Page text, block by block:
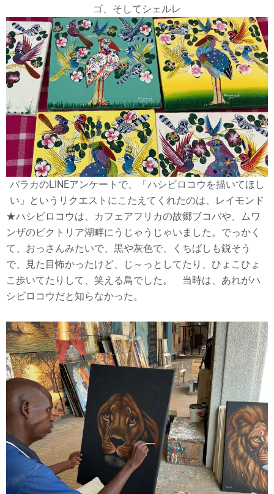
ゴ、そしてシェルレ
バラカのLINEアンケートで、「ハシビロコウを描いてほし
い」というリクエストにこたえてくれたのは、レイモンド
★ハシビロコウは、カフェアフリカの故郷ブコバや、ムワ
ンザのビクトリア湖畔にうじゃうじゃいました。でっかく
て、おっさんみたいで、黒や灰色で、くちばしも鋭そう
で、見た目怖かったけど、じ～っとしてたり、ひょこひょ
こ歩いてたりして、笑える鳥でした。 当時は、あれがハ
シビロコウだと知らなかった。